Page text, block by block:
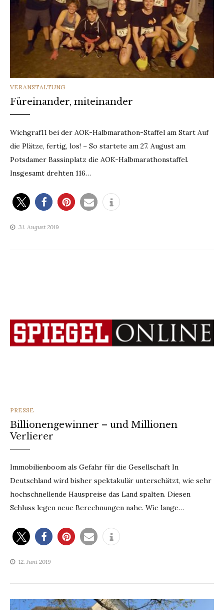
CATEGORIES
VERANSTALTUNG
Füreinander, miteinander
Wichgraf11 bei der AOK-Halbmarathon-Staffel am Start Auf
die Plätze, fertig, los! – So startete am 27. August am
Potsdamer Bassinplatz die AOK-Halbmarathonstaffel.
Insgesamt drehten 116…
31. August 2019
CATEGORIES
PRESSE
Billionengewinner – und Millionen
Verlierer
Immobilienboom als Gefahr für die Gesellschaft In
Deutschland wird bisher spektakulär unterschätzt, wie sehr
hochschnellende Hauspreise das Land spalten. Diesen
Schluss legen neue Berechnungen nahe. Wie lange…
12. Juni 2019